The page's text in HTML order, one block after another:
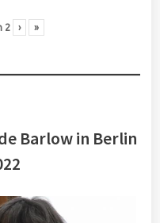
2 › »
Barlow in Berlin